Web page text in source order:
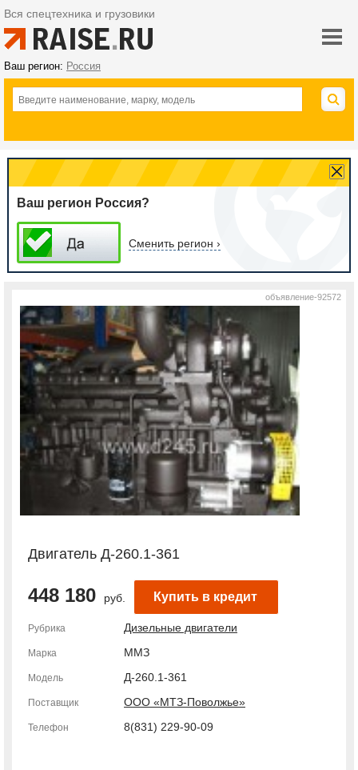
Вся спецтехника и грузовики
Ваш регион: Россия
Ваш регион Россия?
Сменить регион ›
Двигатель Д-260.1-361
448 180 руб. Купить в кредит
Рубрика Дизельные двигатели
Марка ММЗ
Модель Д-260.1-361
Поставщик ООО «МТЗ­-Поволжье»
Телефон 8(831) 229­-90­-09
объявление-92572